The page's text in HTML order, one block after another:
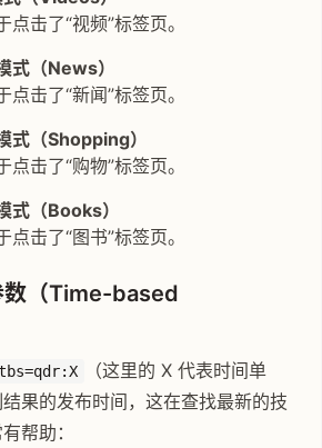
点击了“视频”标签页。
式（News）
点击了“新闻”标签页。
式（Shopping）
点击了“购物”标签页。
式（Books）
点击了“图书”标签页。
数（Time-based
（这里的 X 代表时间单
果的发布时间，这在查找最新的技
帮助：